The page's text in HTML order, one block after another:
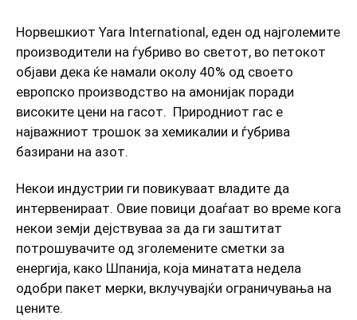
Норвешкиот Yara International, еден од најголемите
производители на ѓубриво во светот, во петокот
објави дека ќе намали околу 40% од своето
европско производство на амонијак поради
високите цени на гасот. Природниот гас е
најважниот трошок за хемикалии и ѓубрива
базирани на азот.
Некои индустрии ги повикуваат владите да
интервенираат. Овие повици доаѓаат во време кога
некои земји дејствуваа за да ги заштитат
потрошувачите од зголемените сметки за
енергија, како Шпанија, која минатата недела
одобри пакет мерки, вклучувајќи ограничувања на
цените.